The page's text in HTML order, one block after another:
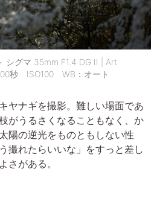
シグマ 35mm F1.4 DG II | Art
秒 ISO100 WB：オート
ヤナギを撮影。難しい場面であ
がうるさくなることもなく、か
陽の逆光をものともしない性
撮れたらいいな」をすっと差し
さがある。